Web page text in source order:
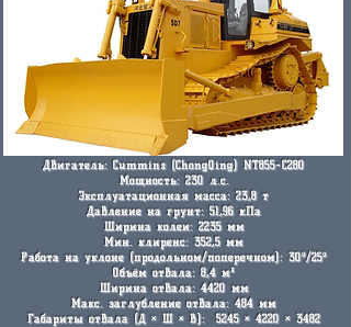
Двигатель:Cummins (ChongQing) NT855-C280
Мощность: 230 л.с.
Эксплуатационная масса: 23,8 т
Давление на грунт: 51,96 кПа
Ширина колеи: 2235 мм
Мин. клиренс: 352,5 мм
Работа на уклоне (продольном/поперечном): 30º/25º
Объём отвала: 8,4 м³
Ширина отвала: 4420 мм
Макс. заглубление отвала: 484 мм
Габариты отвала (Д × Ш × В): 5245 × 4220 × 3482